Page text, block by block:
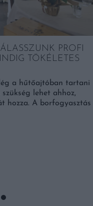
PROFI
TÖKÉLETES
a hűtőajtóban tartani
lehet ahhoz,
hozza. A borfogyasztás